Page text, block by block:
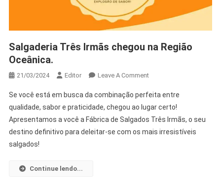
Salgaderia Três Irmãs chegou na Região
Oceânica.
21/03/2024 Editor Leave A Comment
Se você está em busca da combinação perfeita entre
qualidade, sabor e praticidade, chegou ao lugar certo!
Apresentamos a você a Fábrica de Salgados Três Irmãs, o seu
destino definitivo para deleitar-se com os mais irresistíveis
salgados!
Continue lendo...